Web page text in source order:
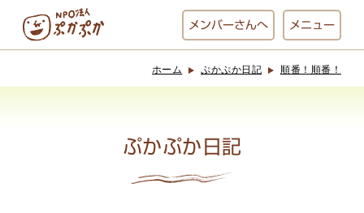
メンバーさんへ メニュー
ホーム ぷかぷか日記 順番！順番！
ぷかぷか日記